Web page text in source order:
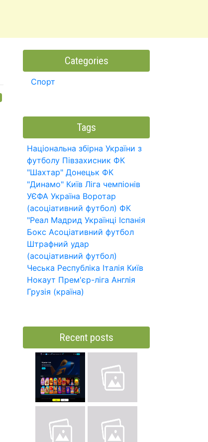
Categories
Спорт
Tags
Національна збірна України з
футболу Півзахисник ФК
"Шахтар" Донецьк ФК
"Динамо" Київ Ліга чемпіонів
УЄФА Україна Воротар
(асоціативний футбол) ФК
"Реал Мадрид Українці Іспанія
Бокс Асоціативний футбол
Штрафний удар
(асоціативний футбол)
Чеська Республіка Італія Київ
Нокаут Прем'єр-ліга Англія
Грузія (країна)
Recent posts